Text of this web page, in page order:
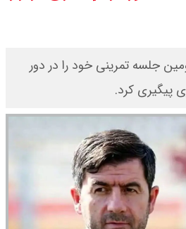
جمهوری‌خواهان را از دست می
برای دولت چقدر تمام می شود؟
افزایش می دهند
جلسه تمرینی خود را در دور
پیگیری کرد.